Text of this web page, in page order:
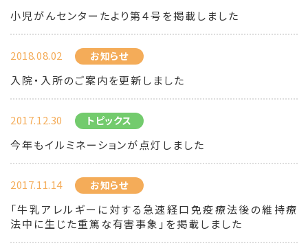
小児がんセンターたより第４号を掲載しました
2018.08.02 お知らせ
入院・入所のご案内を更新しました
2017.12.30 トピックス
今年もイルミネーションが点灯しました
2017.11.14 お知らせ
「牛乳アレルギーに対する急速経口免疫療法後の維持療
法中に生じた重篤な有害事象」を掲載しました